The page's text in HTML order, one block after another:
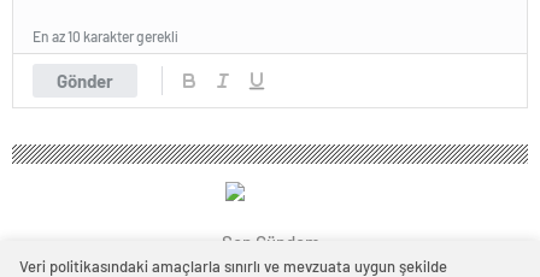
Gönder
En az 10 karakter gerekli
Son Gündem
Veri politikasındaki amaçlarla sınırlı ve mevzuata uygun şekilde